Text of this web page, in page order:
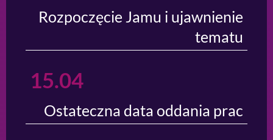
Rozpoczęcie Jamu i ujawnienie
tematu
15.04
Ostateczna data oddania prac